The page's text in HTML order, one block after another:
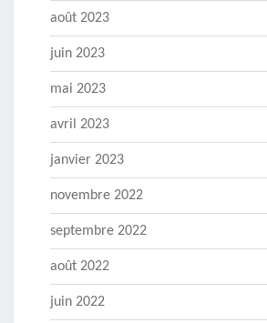
août 2023
juin 2023
mai 2023
avril 2023
janvier 2023
novembre 2022
septembre 2022
août 2022
juin 2022